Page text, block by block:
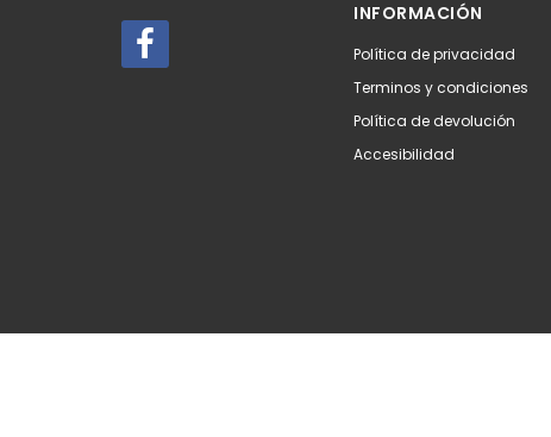
INFORMACIÓN
Política de privacidad
Terminos y condiciones
Política de devolución
Accesibilidad